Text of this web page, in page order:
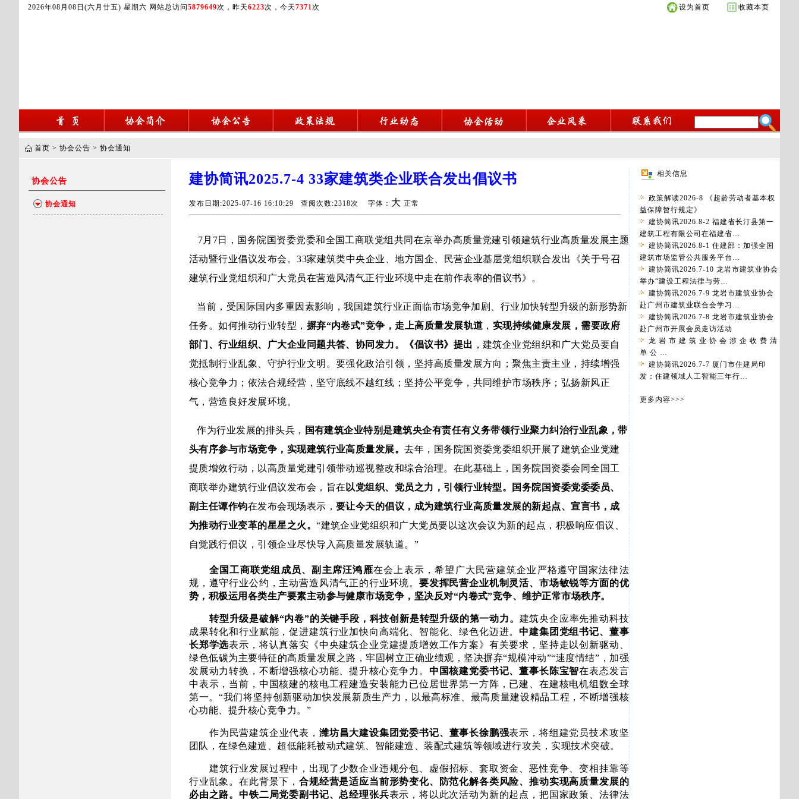
2026年08月08日(六月廿五) 星期六 网站总访问5879649次，昨天6223次，今天7371次 收藏本页
设为首页
首页 > 协会公告 > 协会通知
协会公告
协会通知
建协简讯2025.7-4 33家建筑类企业联合发出倡议书
发布日期:2025-07-16 16:10:29 查阅次数:2318次 字体： 大 正常
7月 7日，国务院国资委党委和全国工商联党组共同在京举办高质量党建引领建筑行业高质量发展主题
活动暨行业倡议发布会。33家建筑类中央企业、地方国企、民营企业基层党组织联合发出《关于号召
建筑行业党组织和广大党员在营造风清气正行业环境中走在前作表率的倡议书》。
当前，受国际国内多重因素影响，我国建筑行业正面临市场竞争加剧、行业加快转型升级的新形势新
任务。如何推动行业转型， 摒弃“内卷式”竞争，走上高质量发展轨道 ， 实现持续健康发展，需要政府
部门、行业组织、广大企业同题共答、协同发力。
《倡议书》提出 ，建筑企业党组织和广大党员要自
觉抵制行业乱象、守护行业文明。要强化政治引领，坚持高质量发展方向；聚焦主责主业，持续增强
核心竞争力；依法合规经营，坚守底线不越红线；坚持公平竞争，共同维护市场秩序；弘扬新风正
气，营造良好发展环境。
作为行业发展的排头兵，
国有建筑企业特别是建筑央企有责任有义务带领行业聚力纠治行业乱象，带
头有序参与市场竞争，实现建筑行业高质量发展。去年，国务院国资委党委组织开展了建筑企业党建
提质增效行动，以高质量党建引领带动巡视整改和综合治理。在此基础上，国务院国资委会同全国工
商联举办建筑行业倡议发布会，旨在 以党组织、党员之力，引领行业转型。
国务院国资委党委委员、
副主任谭作钧在发布会现场表示，要让今天的倡议，成为建筑行业高质量发展的新起点、宣言书，成
为推动行业变革的星星之火。“建筑企业党组织和广大党员要以这次会议为新的起点，积极响应倡议、
自觉践行倡议，引领企业尽快导入高质量发展轨道。”
全国工商联党组成员、副主席汪鸿雁在会上表示，希望广大民营建筑企业严格遵守国家法律法
规，遵守行业公约，主动营造风清气正的行业环境。 要发挥民营企业机制灵活、市场敏锐等方面的优
势，积极运用各类生产要素主动参与健康市场竞争，坚决反对“内卷式”竞争、维护正常市场秩序。
转型升级是破解“内卷”的关键手段，科技创新是转型升级的第一动力。 建筑央企应率先推动科技
成果转化和行业赋能，促进建筑行业加快向高端化、智能化、绿色化迈进。中建集团党组书记、董事
长郑学选表示，将认真落实《中央建筑企业党建提质增效工作方案》有关要求，坚持走以创新驱动、
绿色低碳为主要特征的高质量发展之路，牢固树立正确业绩观，坚决摒弃“规模冲动”“速度情结”，加强
发展动力转换，不断增强核心功能、提升核心竞争力。 中国核建党委书记、董事长陈宝智在表态发言
中表示，当前，中国核建的核电工程建造安装能力已位居世界第一方阵，已建、在建核电机组数全球
第一。“我们将坚持创新驱动加快发展新质生产力，以最高标准、最高质量建设精品工程，不断增强核
心功能、提升核心竞争力。”
作为民营建筑企业代表， 潍坊昌大建设集团党委书记、董事长徐鹏强表示，将组建党员技术攻坚
团队，在绿色建造、超低能耗被动式建筑、智能建造、装配式建筑等领域进行攻关，实现技术突破。
建筑行业发展过程中，出现了少数企业违规分包、虚假招标、套取资金、恶性竞争、变相挂靠等
行业乱象。在此背景下，合规经营是适应当前形势变化、防范化解各类风险、推动实现高质量发展的
必由之路。中铁二局党委副书记、总经理张兵表示，将以此次活动为新的起点，把国家政策、法律法
相关信息
政策解读2026-8 《超龄劳动者基本权
益保障暂行规定》
建协简讯2026.8-2 福建省长汀县第一
建筑工程有限公司在福建省…
建协简讯2026.8-1 住建部：加强全国
建筑市场监管公共服务平台…
建协简讯2026.7-10 龙岩市建筑业协会
举办“建设工程法律与劳…
建协简讯2026.7-9 龙岩市建筑业协会
赴广州市建筑业联合会学习…
建协简讯2026.7-8 龙岩市建筑业协会
赴广州市开展会员走访活动
龙 岩 市 建 筑 业 协 会 涉 企 收 费 清
单 公 …
建协简讯2026.7-7 厦门市住建局印
发：住建领域人工智能三年行…
更多内容>>>